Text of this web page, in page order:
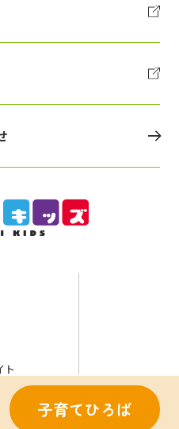
子育てひろば
ト
All rights reserved.